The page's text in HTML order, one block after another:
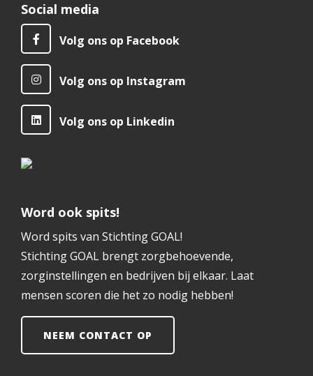
Social media
Volg ons op Facebook
Volg ons op Instagram
Volg ons op Linkedin
Word ook spits!
Word spits van Stichting GOAL!
Stichting GOAL brengt zorgbehoevende,
zorginstellingen en bedrijven bij elkaar. Laat
mensen scoren die het zo nodig hebben!
NEEM CONTACT OP